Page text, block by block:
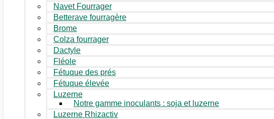
Navet Fourrager
Betterave fourragère
Brome
Colza fourrager
Dactyle
Fléole
Fétuque des prés
Fétuque élevée
Luzerne
Notre gamme inoculants : soja et luzerne
Luzerne Rhizactiv